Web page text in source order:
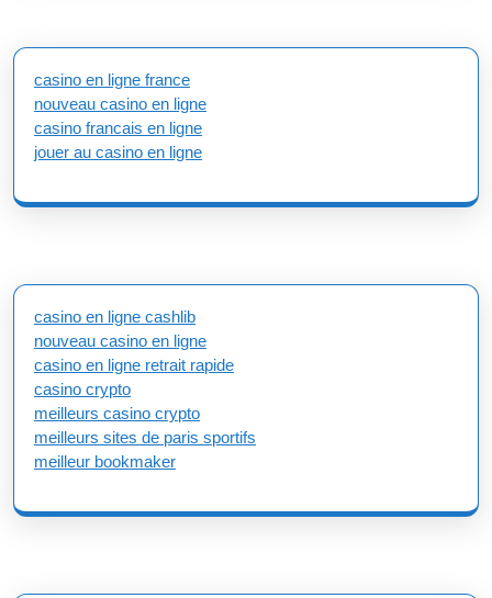
casino en ligne france
nouveau casino en ligne
casino francais en ligne
jouer au casino en ligne
casino en ligne cashlib
nouveau casino en ligne
casino en ligne retrait rapide
casino crypto
meilleurs casino crypto
meilleurs sites de paris sportifs
meilleur bookmaker